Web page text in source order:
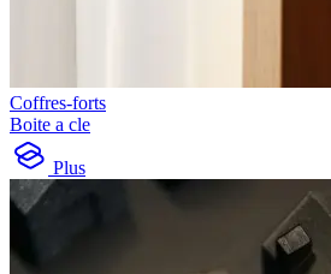
Coffres-forts
Boite a cle
Plus